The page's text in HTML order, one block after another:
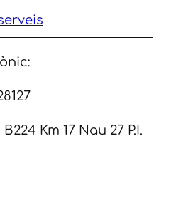
Km 17 Nau 27 P.I.